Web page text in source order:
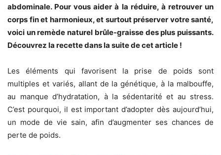
abdominale. Pour vous aider à la réduire, à retrouver un
corps fin et harmonieux, et surtout préserver votre santé,
voici un remède naturel brûle-graisse des plus puissants.
Découvrez la recette dans la suite de cet article !
Les éléments qui favorisent la prise de poids sont
multiples et variés, allant de la génétique, à la malbouffe,
au manque d’hydratation, à la sédentarité et au stress.
C’est pourquoi, il est important d’adopter dès aujourd’hui,
un mode de vie sain, afin d’augmenter ses chances de
perte de poids.